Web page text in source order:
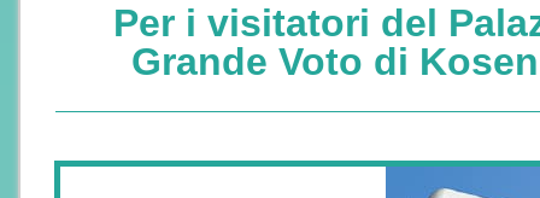
Per i visitatori del
Grande Voto di